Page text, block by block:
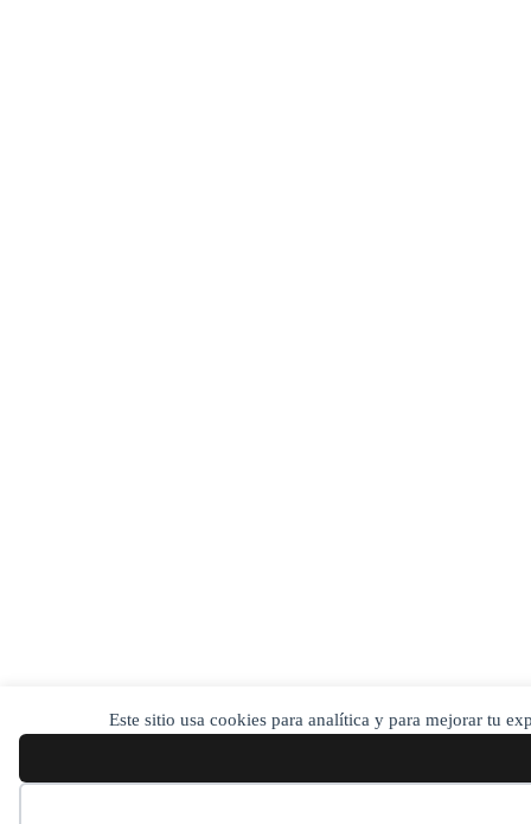
Este sitio usa cookies para analítica y para mejorar tu